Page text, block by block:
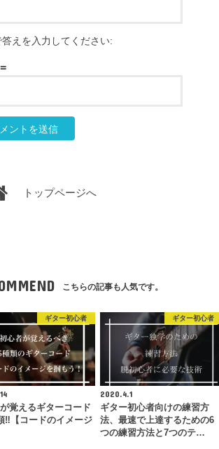
えを入力してください:
トップページへ
こちらの記事も人気です。
ギター初心者
覚えるギターコード
‼︎【コードのイメージ
ギター初心者
2020.4.1
ギター初心者向けの練習方
法、最速で上達するための6
つの練習方法と7つのテ…